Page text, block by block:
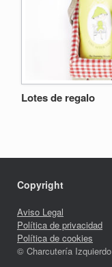
Lotes de regalo
Copyright
Aviso Legal
Política de privacidad
Política de cookies
© Charcutería Izquierdo